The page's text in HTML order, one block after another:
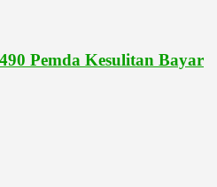
Pemda Kesulitan Bayar